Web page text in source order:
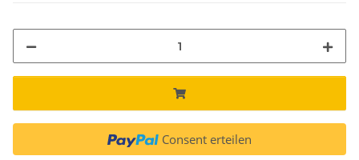
Consent erteilen